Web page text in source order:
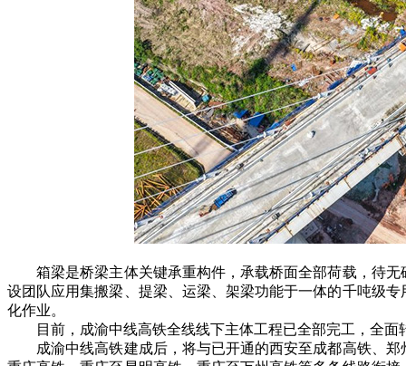
箱梁是桥梁主体关键承重构件，承载桥面全部荷载，待无
设团队应用集搬梁、提梁、运梁、架梁功能于一体的千吨级
化作业。
目前，成渝中线高铁全线线下主体工程已全部完工，全面
成渝中线高铁建成后，将与已开通的西安至成都高铁、郑